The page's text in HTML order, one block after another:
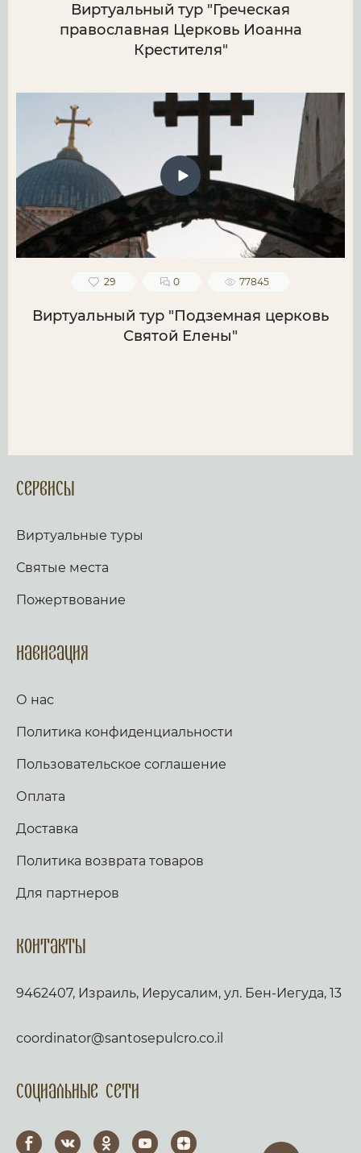
Виртуальный тур "Греческая
православная Церковь Иоанна
Крестителя"
29 0 77845
Виртуальный тур "Подземная церковь
Святой Елены"
Сервисы
Виртуальные туры
Святые места
Пожертвование
Навигация
О нас
Политика конфиденциальности
Пользовательское соглашение
Оплата
Доставка
Политика возврата товаров
Для партнеров
Контакты
9462407, Израиль, Иерусалим, ул. Бен-Иегуда, 13
coordinator@santosepulcro.co.il
Социальные сети